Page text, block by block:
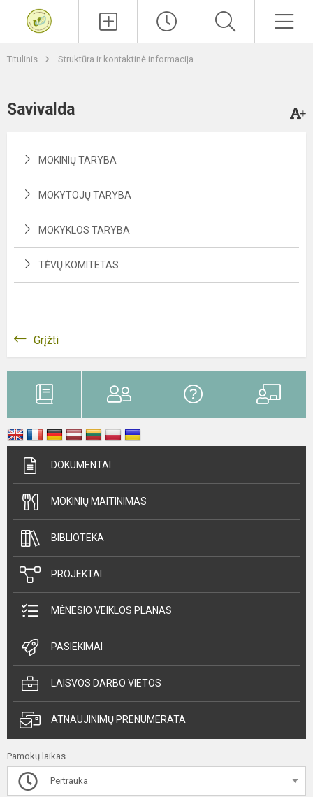
Titulinis Struktūra ir kontaktinė informacija
Savivalda
MOKINIŲ TARYBA
MOKYTOJŲ TARYBA
MOKYKLOS TARYBA
TĖVŲ KOMITETAS
Grįžti
DOKUMENTAI
MOKINIŲ MAITINIMAS
BIBLIOTEKA
PROJEKTAI
MĖNESIO VEIKLOS PLANAS
PASIEKIMAI
LAISVOS DARBO VIETOS
ATNAUJINIMŲ PRENUMERATA
Pamokų laikas
Pertrauka